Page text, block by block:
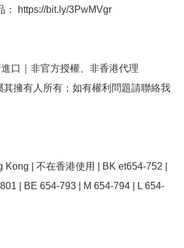
： https://bit.ly/3PwMVgr
口｜非官方授權、非香港代理
其擁有人所有；如有權利問題請聯絡我
Kong | 不在香港使用 | BK et654-752 |
| BE 654-793 | M 654-794 | L 654-